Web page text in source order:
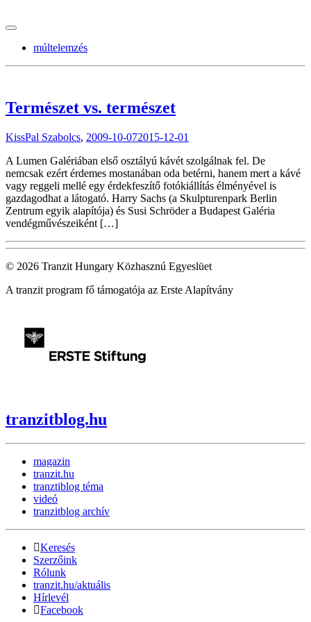
múltelemzés
Természet vs. természet
KissPal Szabolcs, 2009-10-072015-12-01
A Lumen Galériában első osztályú kávét szolgálnak fel. De
nemcsak ezért érdemes mostanában oda betérni, hanem mert a kávé
vagy reggeli mellé egy érdekfeszítő fotókiállítás élményével is
gazdagodhat a látogató. Harry Sachs (a Skulpturenpark Berlin
Zentrum egyik alapítója) és Susi Schröder a Budapest Galéria
vendégművészeiként […]
© 2026 Tranzit Hungary Közhasznú Egyeslüet
A tranzit program fő támogatója az Erste Alapítvány
tranzitblog.hu
magazin
tranzit.hu
tranztiblog téma
videó
tranzitblog archív
Keresés
Szerzőink
Rólunk
tranzit.hu/aktuális
Hírlevél
Facebook